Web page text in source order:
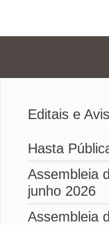
Editais e
Hasta
Assembleia
junho 2026
Assembleia